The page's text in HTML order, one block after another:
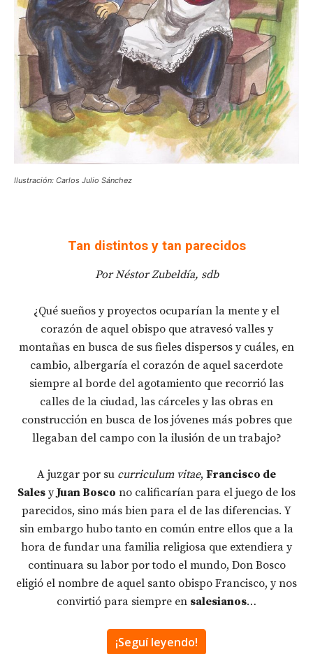
Ilustración: Carlos Julio Sánchez
Tan distintos y tan parecidos
Por Néstor Zubeldía, sdb
¿Qué sueños y proyectos ocuparían la mente y el
corazón de aquel obispo que atravesó valles y
montañas en busca de sus fieles dispersos y cuáles, en
cambio, albergaría el corazón de aquel sacerdote
siempre al borde del agotamiento que recorrió las
calles de la ciudad, las cárceles y las obras en
construcción en busca de los jóvenes más pobres que
llegaban del campo con la ilusión de un trabajo?
A juzgar por su curriculum vitae, Francisco de
Sales yJuan Bosco no calificarían para el juego de los
parecidos, sino más bien para el de las diferencias. Y
sin embargo hubo tanto en común entre ellos que a la
hora de fundar una familia religiosa que extendiera y
continuara su labor por todo el mundo, Don Bosco
eligió el nombre de aquel santo obispo Francisco, y nos
convirtió para siempre en salesianos…
¡Seguí leyendo!